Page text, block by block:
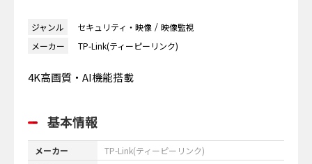
ジャンル セキュリティ・映像
映像監視
メーカー
TP-Link(ティーピーリンク)
4K高画質・AI機能搭載
基本情報
メーカー
TP-Link(ティーピーリンク)